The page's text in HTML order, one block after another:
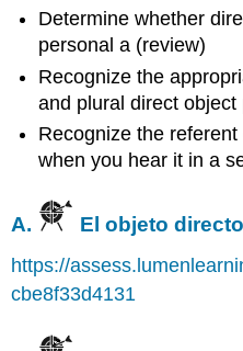
Determine whether
personal a (review)
Recognize the
and plural direct
Recognize the
when you hear it in a
A. El objeto directo
https://
cbe8f33d4131